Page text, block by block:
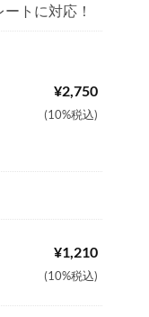
トに対応！
¥2,750
(10%税込)
¥1,210
(10%税込)